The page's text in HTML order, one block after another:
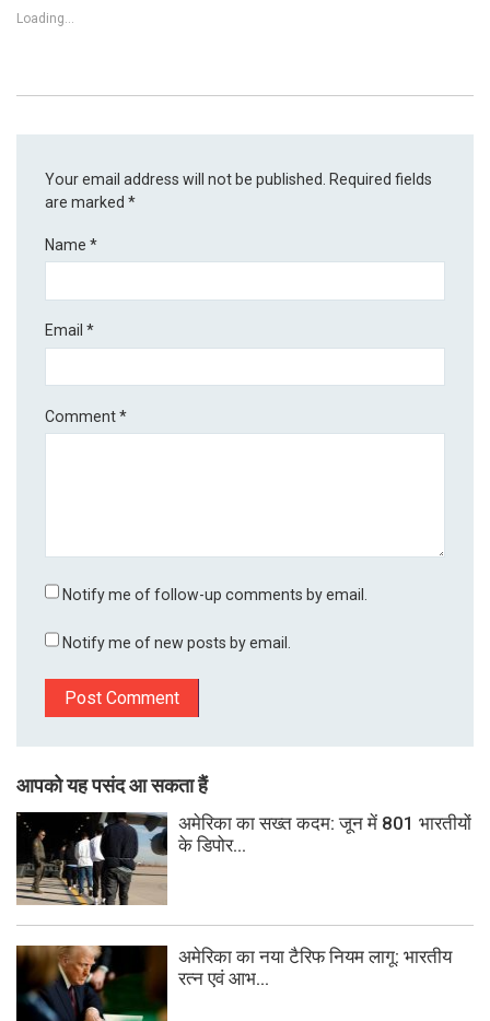
Loading...
Your email address will not be published.
Required fields
are marked*
Name*
Email*
Comment*
Notify me of follow-up comments by email.
Notify me of new posts by email.
आपको यह पसंद आ सकता हैं
अमेरिका का सख्त कदम: जून में 801 भारतीयों
के डिपोर...
अमेरिका का नया टैरिफ नियम लागू: भारतीय
रत्न एवं आभ...